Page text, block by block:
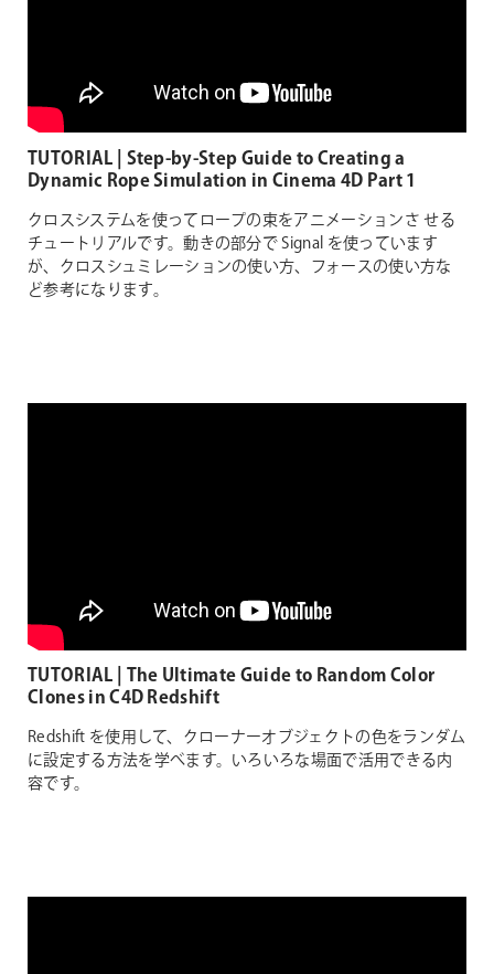
TUTORIAL | Step-by-Step Guide to Creating a
Dynamic Rope Simulation in Cinema 4D Part 1
クロスシステムを使ってロープの束をアニメーションさ せる
チュートリアルです。動きの部分で Signal を使っています
が、クロスシュミレーションの使い方、フォースの使い方な
ど参考になります。
TUTORIAL | The Ultimate Guide to Random Color
Clones in C4D Redshift
Redshift を使用して、クローナーオブジェクトの色をランダム
に設定する方法を学べます。いろいろな場面で活用できる内
容です。